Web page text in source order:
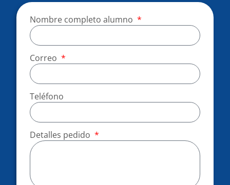
Nombre completo alumno
Correo
Teléfono
Detalles pedido